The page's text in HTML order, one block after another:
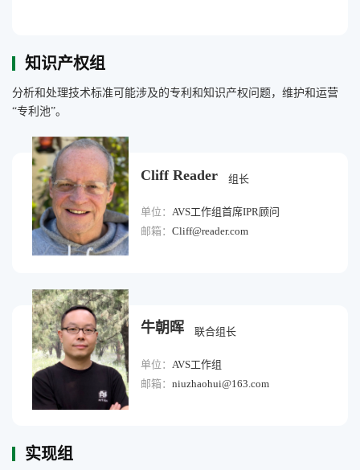
知识产权组
分析和处理技术标准可能涉及的专利和知识产权问题，维护和运营
“专利池”。
Cliff Reader 组长
单位： AVS工作组首席IPR顾问
邮箱： Cliff@reader.com
牛朝晖 联合组长
单位： AVS工作组
邮箱： niuzhaohui@163.com
实现组